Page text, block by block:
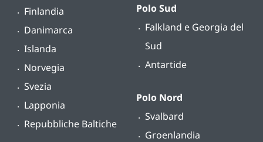
Finlandia
Danimarca
Islanda
Norvegia
Svezia
Lapponia
Repubbliche Baltiche
Polo Sud
Falkland e Georgia del
Sud
Antartide
Polo Nord
Svalbard
Groenlandia